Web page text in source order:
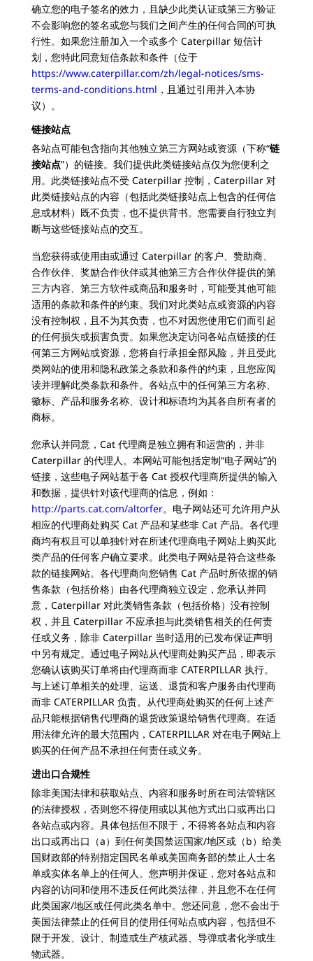
确立您的电子签名的效力，且缺少此类认证或第三方验证
不会影响您的签名或您与我们之间产生的任何合同的可执
行性。如果您注册加入一个或多个 Caterpillar 短信计
划，您特此同意短信条款和条件（位于
https://www.caterpillar.com/zh/legal-notices/sms-
terms-and-conditions.html ，且通过引用并入本协
议）。
链接站点
各站点可能包含指向其他独立第三方网站或资源（下称“链
接站点”）的链接。我们提供此类链接站点仅为您便利之
用。此类链接站点不受 Caterpillar 控制，Caterpillar 对
此类链接站点的内容（包括此类链接站点上包含的任何信
息或材料）既不负责，也不提供背书。您需要自行独立判
断与这些链接站点的交互。
当您获得或使用由或通过 Caterpillar 的客户、赞助商、
合作伙伴、奖励合作伙伴或其他第三方合作伙伴提供的第
三方内容、第三方软件或商品和服务时，可能受其他可能
适用的条款和条件的约束。我们对此类站点或资源的内容
没有控制权，且不为其负责，也不对因您使用它们而引起
的任何损失或损害负责。如果您决定访问各站点链接的任
何第三方网站或资源，您将自行承担全部风险，并且受此
类网站的使用和隐私政策之条款和条件的约束，且您应阅
读并理解此类条款和条件。各站点中的任何第三方名称、
徽标、产品和服务名称、设计和标语均为其各自所有者的
商标。
您承认并同意，Cat 代理商是独立拥有和运营的，并非
Caterpillar 的代理人。本网站可能包括定制“电子网站”的
链接，这些电子网站基于各 Cat 授权代理商所提供的输入
和数据，提供针对该代理商的信息，例如：
http://parts.cat.com/altorfer。电子网站还可允许用户从
相应的代理商处购买 Cat 产品和某些非 Cat 产品。各代理
商均有权且可以单独针对在所述代理商电子网站上购买此
类产品的任何客户确立要求。此类电子网站是符合这些条
款的链接网站。各代理商向您销售 Cat 产品时所依据的销
售条款（包括价格）由各代理商独立设定，您承认并同
意，Caterpillar 对此类销售条款（包括价格）没有控制
权，并且 Caterpillar 不应承担与此类销售相关的任何责
任或义务，除非 Caterpillar 当时适用的已发布保证声明
中另有规定。通过电子网站从代理商处购买产品，即表示
您确认该购买订单将由代理商而非 CATERPILLAR 执行。
与上述订单相关的处理、运送、退货和客户服务由代理商
而非 CATERPILLAR 负责。从代理商处购买的任何上述产
品只能根据销售代理商的退货政策退给销售代理商。在适
用法律允许的最大范围内，CATERPILLAR 对在电子网站上
购买的任何产品不承担任何责任或义务。
进出口合规性
除非美国法律和获取站点、内容和服务时所在司法管辖区
的法律授权，否则您不得使用或以其他方式出口或再出口
各站点或内容。具体包括但不限于，不得将各站点和内容
出口或再出口（a）到任何美国禁运国家/地区或（b）给美
国财政部的特别指定国民名单或美国商务部的禁止人士名
单或实体名单上的任何人。您声明并保证，您对各站点和
内容的访问和使用不违反任何此类法律，并且您不在任何
此类国家/地区或任何此类名单中。您还同意，您不会出于
美国法律禁止的任何目的使用任何站点或内容，包括但不
限于开发、设计、制造或生产核武器、导弹或者化学或生
物武器。